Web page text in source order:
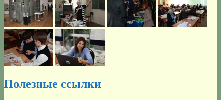
Полезные ссылки